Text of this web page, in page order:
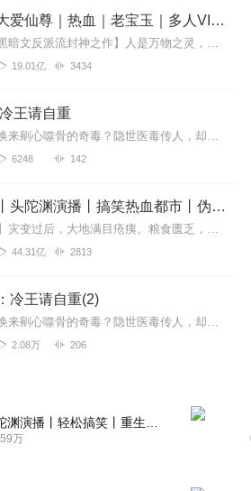
， 可 以 腰 请 您 来 郎 读 一 些 国（学 ）
书） 散（文）等等..可 以 拿 到 广告 收
阅图片进 入 咨 询🌷
，情感表达细腻❤️很喜欢您的演绎风格。
可以在我动态查阅咨 询🌷
格 我 司 现 有 大 量 文 篇 来 挑 战 下 不
来 试 一 下 新 的 可 能 性 💖💖💖 轻 松
蛊真人｜大爱仙尊｜热血｜老宝玉｜多人VIP免费有声剧
内容简介【黑暗文反派流封神之作】人是万物之灵，蛊是天地真精。一个穿越者不断重生的故事。一个养蛊、炼蛊、用蛊的奇特世界。配音组（男角色）老宝玉旁白...
19.01亿 3434
王请自重
一夜缠绵，换来剜心噬骨的奇毒？隐世医毒传人，却在异世被情毒逼上绝路！永安侯府嫡女？不过是继室眼中碍眼的棋子！身中奇毒，她被迫与陌生男子……咳！那又如何？且看...
6248 142
第九特区丨头陀渊演播丨搞笑热血都市丨伪戒丨VIP免费多人有声剧
【内容简介】灾变过后，大地满目疮痍。粮食匮乏，资源紧俏，局势混乱……一位从待规划区杀出来的青年，背对着漫天黄沙，孤身来到九区谋生，却不曾想偶然结识三五好友，一念...
44.31亿 2813
冷王请自重(2)
一夜缠绵，换来剜心噬骨的奇毒？隐世医毒传人，却在异世被情毒逼上绝路！永安侯府嫡女？不过是继室眼中碍眼的棋子！既然如此，这棋盘，本医妃来掀了！毒亦解药，以彼之道还...
2.08万 206
万